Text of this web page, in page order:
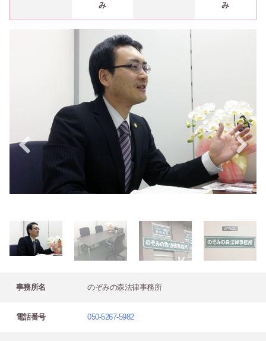
み
み
事務所名 のぞみの森法律事務所
電話番号 050-5267-5982